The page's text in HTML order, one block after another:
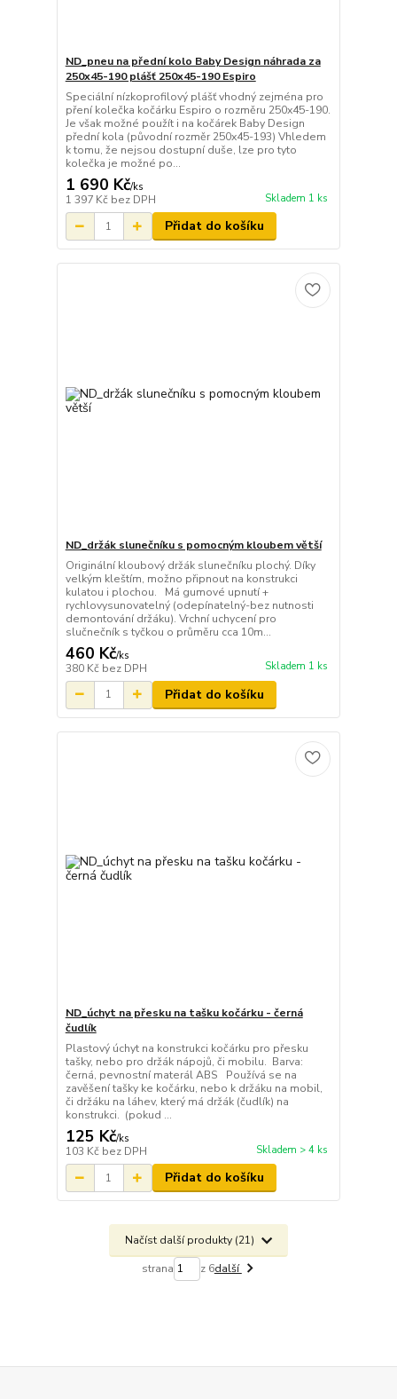
ND_pneu na přední kolo Baby Design náhrada za
250x45-190 plášť 250x45-190 Espiro
Speciální nízkoprofilový plášť vhodný zejména pro
pření kolečka kočárku Espiro o rozměru 250x45-190.
Je však možné použít i na kočárek Baby Design
přední kola (původní rozměr 250x45-193) Vhledem
k tomu, že nejsou dostupní duše, lze pro tyto
kolečka je možné po...
1 690 Kč/ks
1 397 Kč bez DPH Skladem 1 ks
Přidat do košíku
ND_držák slunečníku s pomocným kloubem větší
Originální kloubový držák slunečníku plochý. Díky
velkým kleštím, možno připnout na konstrukci
kulatou i plochou. Má gumové upnutí +
rychlovysunovatelný (odepínatelný-bez nutnosti
demontování držáku). Vrchní uchycení pro
slučnečník s tyčkou o průměru cca 10m...
460 Kč/ks
380 Kč bez DPH Skladem 1 ks
Přidat do košíku
ND_úchyt na přesku na tašku kočárku - černá
čudlík
Plastový úchyt na konstrukci kočárku pro přesku
tašky, nebo pro držák nápojů, či mobilu. Barva:
černá, pevnostní materál ABS Používá se na
zavěšení tašky ke kočárku, nebo k držáku na mobil,
či držáku na láhev, který má držák (čudlík) na
konstrukci. (pokud ...
125 Kč/ks
103 Kč bez DPH Skladem > 4 ks
Přidat do košíku
Načíst další produkty (21)
strana z 6další